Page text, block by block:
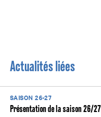
Actualités liées
SAISON 26-27
Présentation de la saison 26/27